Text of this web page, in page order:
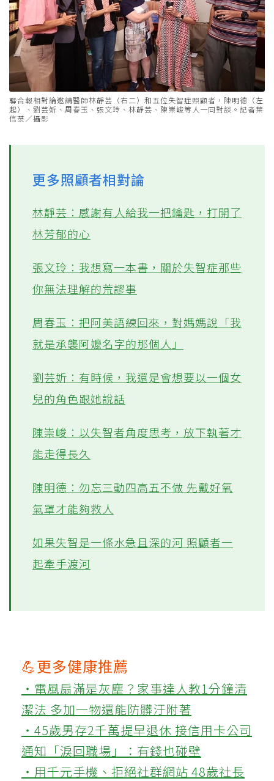
聯合報相對論邀請醫師林靜芸（右二）和五位失智症照顧者，陳明德（左
起）、劉芸妡、周春玉、張文玲、林靜芸、陳崇峻等人一同對談。記者葉
信菉／攝影
更多照顧者相對論
林靜芸：感謝有人給我一把鑰匙，打開了
林芳郁的心
張文玲：我想寫一本書，關於失智症那些
你無法理解的荒謬事
周春玉：把阿美語練回來，對媽媽說「我
就是承襲阿嬤名字的那個人」
劉芸妡：有時候，我還是會想要以一個女
兒的角色跟她說話
陳崇峻：以失智者角度思考，放下執著才
能走得長久
陳明德：勿忘三動四高五不做 先戴好氧
氣罩才能夠救人
如果失智是一條水急且深的河 照顧者一
起牽手渡河
💪更多健康推薦
‧電風扇滿是灰塵？家事達人教1分鐘清
潔法 多加一物還能防髒汙附著
‧45歲男存2千萬提早退休 接信用卡公司
通知「淚回職場」：有錢也碰壁
‧用千元手機、拒絕社群網站 48歲社長